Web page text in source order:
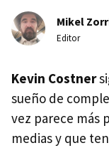
Mikel
Editor
Kevin Costner
sueño de
vez parece más
medias y que